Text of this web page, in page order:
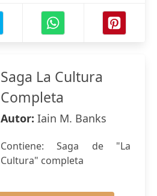
Saga La Cultura
Completa
Autor: Iain M. Banks
Contiene: Saga de "La
Cultura" completa